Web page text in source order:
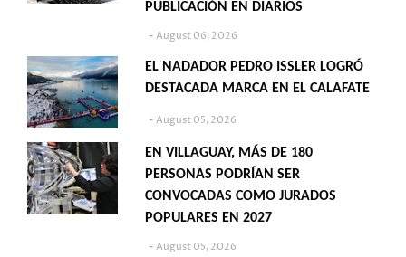
PUBLICACIÓN EN DIARIOS
August 06, 2026
EL NADADOR PEDRO ISSLER LOGRÓ
DESTACADA MARCA EN EL CALAFATE
August 05, 2026
EN VILLAGUAY, MÁS DE 180
PERSONAS PODRÍAN SER
CONVOCADAS COMO JURADOS
POPULARES EN 2027
August 05, 2026